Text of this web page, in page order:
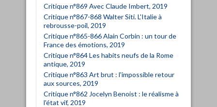
Critique n°869 Avec Claude Imbert, 2019
Critique n°867-868 Walter Siti. L'Italie à
rebrousse-poil, 2019
Critique n°865-866 Alain Corbin : un tour de
France des émotions, 2019
Critique n°864 Les habits neufs de la Rome
antique, 2019
Critique n°863 Art brut : l'impossible retour
aux sources, 2019
Critique n°862 Jocelyn Benoist : le réalisme à
l'état vif, 2019